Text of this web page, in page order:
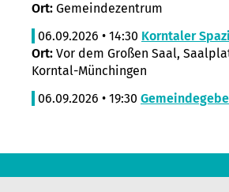
Ort: Gemeindezentrum
06.09.2026 • 14:30 Korntaler
Ort: Vor dem Großen Saal,
Korntal-Münchingen
06.09.2026 • 19:30